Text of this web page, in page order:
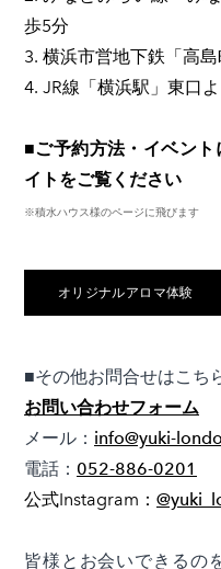
歩5分
3. 横浜市営地下鉄「高
4. JR線「横浜駅」東口
■ご予約方法・イベン
イトをご覧ください
※積水ハウス様のページに飛びます
オリジナルアロマ体験
​■その他お問合せはこち
お問い合わせフォーム
メール： info@yuki-
電話： 052-886-0201
公式Instagram：
皆様とお会いできるの